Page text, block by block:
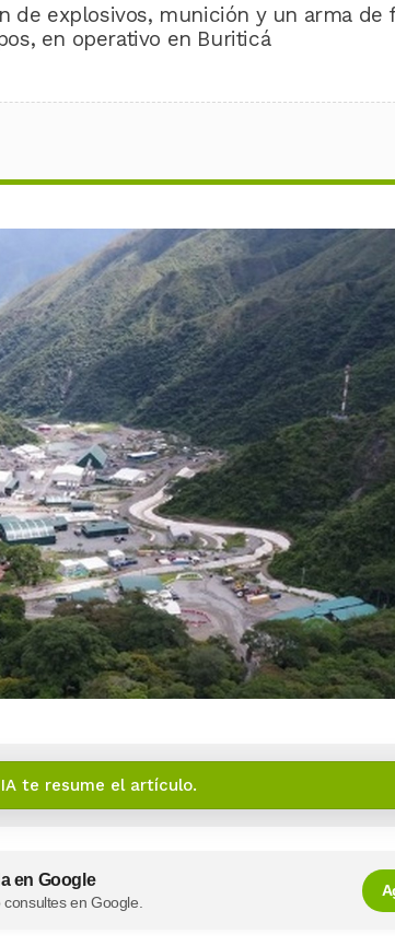
de explosivos, munición y un arma de
en operativo en Buriticá
te resume el artículo.
en Google
en Google.